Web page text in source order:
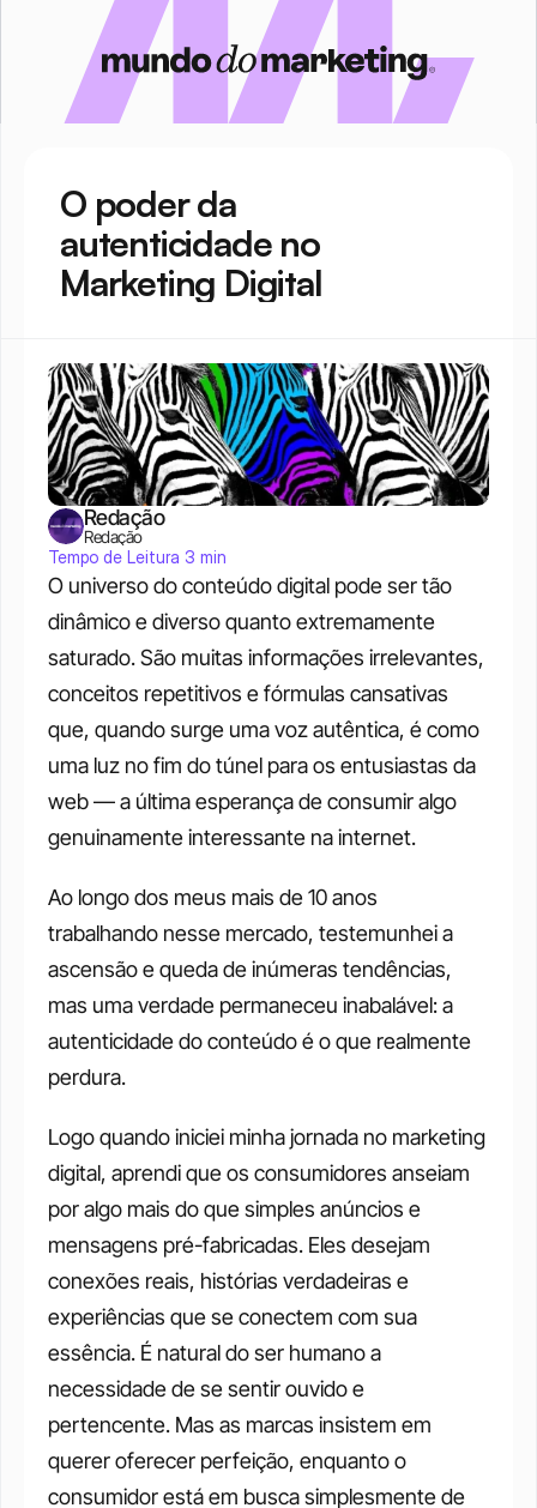
O poder da
autenticidade no
Marketing Digital
O universo do conteúdo digital pode ser tão
dinâmico e diverso quanto extremamente
saturado. São muitas informações irrelevantes,
conceitos repetitivos e fórmulas cansativas
que, quando surge uma voz autêntica, é como
uma luz no fim do túnel para os entusiastas da
web — a última esperança de consumir algo
genuinamente interessante na internet.
Ao longo dos meus mais de 10 anos
trabalhando nesse mercado, testemunhei a
ascensão e queda de inúmeras tendências,
mas uma verdade permaneceu inabalável: a
autenticidade do conteúdo é o que realmente
perdura.
Logo quando iniciei minha jornada no marketing
digital, aprendi que os consumidores anseiam
por algo mais do que simples anúncios e
mensagens pré-fabricadas. Eles desejam
conexões reais, histórias verdadeiras e
experiências que se conectem com sua
essência. É natural do ser humano a
necessidade de se sentir ouvido e
pertencente. Mas as marcas insistem em
querer oferecer perfeição, enquanto o
consumidor está em busca simplesmente de
Redação
Redação
Tempo de Leitura 3 min